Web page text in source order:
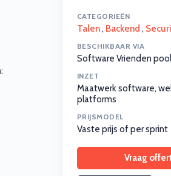
CATEGORIEËN
Talen, Backend ,
BESCHIKBAAR VIA
Software Vrienden pool
INZET
Maatwerk software,
platforms
PRIJSMODEL
Vaste prijs of per sprint
Vraag